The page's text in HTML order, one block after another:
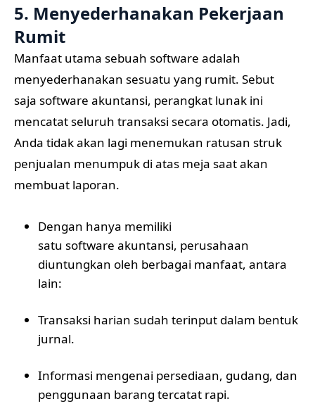
5. Menyederhanakan Pekerjaan
Rumit
Manfaat utama sebuah software adalah
menyederhanakan sesuatu yang rumit. Sebut
saja software akuntansi, perangkat lunak ini
mencatat seluruh transaksi secara otomatis. Jadi,
Anda tidak akan lagi menemukan ratusan struk
penjualan menumpuk di atas meja saat akan
membuat laporan.
Dengan hanya memiliki
satu software akuntansi, perusahaan
diuntungkan oleh berbagai manfaat, antara
lain:
Transaksi harian sudah terinput dalam bentuk
jurnal.
Informasi mengenai persediaan, gudang, dan
penggunaan barang tercatat rapi.